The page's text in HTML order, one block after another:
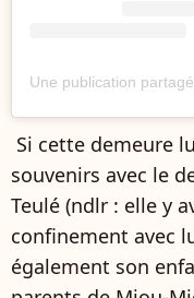
Si cette demeure
souvenirs avec le
Teulé (ndlr : elle y
confinement avec
également son